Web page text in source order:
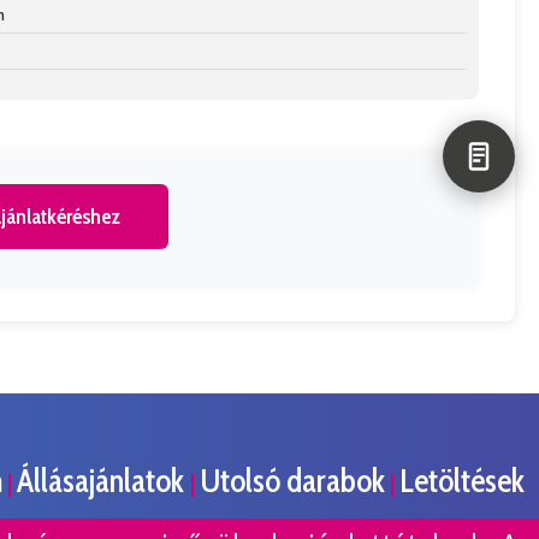
| Állásajánlatok | Utolsó darabok | Letöltések